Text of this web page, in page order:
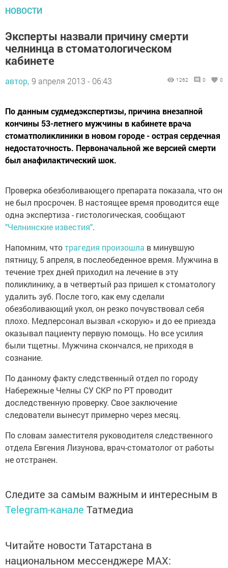
НОВОСТИ
Эксперты назвали причину смерти
челнинца в стоматологическом
кабинете
автор, 9 апреля 2013 - 06:43 1262 0 0
По данным судмедэкспертизы, причина внезапной
кончины 53-летнего мужчины в кабинете врача
стоматполиклиники в новом городе - острая сердечная
недостаточность. Первоначальной же версией смерти
был анафилактический шок.
Проверка обезболивающего препарата показала, что он
не был просрочен. В настоящее время проводится еще
одна экспертиза - гистологическая, сообщают
"Челнинские известия".
Напомним, чтотрагедия произошла в минувшую
пятницу, 5 апреля, в послеобеденное время. Мужчина в
течение трех дней приходил на лечение в эту
поликлинику, а в четвертый раз пришел к стоматологу
удалить зуб. После того, как ему сделали
обезболивающий укол, он резко почувствовал себя
плохо. Медперсонал вызвал «скорую» и до ее приезда
оказывал пациенту первую помощь. Но все усилия
были тщетны. Мужчина скончался, не приходя в
сознание.
По данному факту следственный отдел по городу
Набережные Челны СУ СКР по РТ проводит
доследственную проверку. Свое заключение
следователи вынесут примерно через месяц.
По словам заместителя руководителя следственного
отдела Евгения Лизунова, врач-стоматолог от работы
не отстранен.
Следите за самым важным и интересным в
Telegram-канале Татмедиа
Читайте новости Татарстана в
национальном мессенджере MАХ: